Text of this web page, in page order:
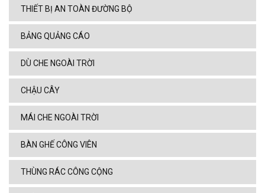
THIẾT BỊ AN TOÀN ĐƯỜNG BỘ
BẢNG QUẢNG CÁO
DÙ CHE NGOÀI TRỜI
CHẬU CÂY
MÁI CHE NGOÀI TRỜI
BÀN GHẾ CÔNG VIÊN
THÙNG RÁC CÔNG CỘNG